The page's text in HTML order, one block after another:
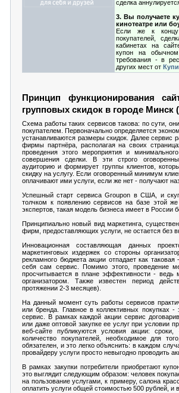
сделка
3. Вы получаете
кинотеатре или
Если же к концу
покупателей,
кабинетах на
купон на
требования - в
других мест от
Принцип функционирования
групповых скидок в городе
Схема работы таких сервисов такова: по сути,
покупателем. Первоначально определяется
устанавливаются размеры скидок. Далее сервис
фирмы партнёра, располагая на своих
проведения этого мероприятия и
совершения сделки. В эти строго
аудиторию и формирует группы клиентов,
скидку на услугу. Если оговоренный минимум
оплачивают ими услуги, если же нет - получают
Успешный старт сервиса Groupon в США, и
толчком к появлению сервисов на базе этой
экспертов, такая модель бизнеса имеет в России
Принципиально новый вид маркетинга,
фирм, предоставляющих услуги, не остается без
Инновационная составляющая данных
маркетинговых издержек со стороны
рекламного бюджета акции отпадает как
себя сам сервис. Помимо этого, проведение
просчитывается в плане эффективности - ведь
организатором. Также известен период
протяжении 2-3 месяцев).
На данный момент суть работы сервисов
или бренда. Главное в коллективных покупках
сервис. В рамках каждой акции сервис
или даже оптовой закупке ее услуг при условии
веб-сайте публикуются условия акции:
количество покупателей, необходимое для
обязателен, и это легко объяснить: в каждом
провайдеру услуги просто невыгодно проводить
В рамках закупки потребители приобретают
это выглядит следующим образом: человек
на пользование услугами, к примеру, салона
оплатить услуги общей стоимостью 500 рублей, и